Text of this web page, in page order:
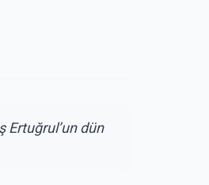
Ertuğrul’un dün